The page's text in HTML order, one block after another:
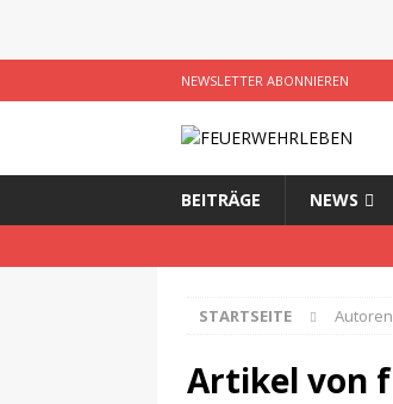
NEWSLETTER ABONNIEREN
BEITRÄGE NEWS
STARTSEITE Autoren
Artikel von